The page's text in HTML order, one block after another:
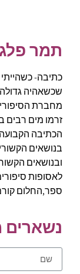
תמר פלג
כתיבה-
שכשאהיה
מחברת
זרמו מים רבים
הכתיבה
בנושאים
ובנושאים
לאסופות
ספר,החלום
נשארים